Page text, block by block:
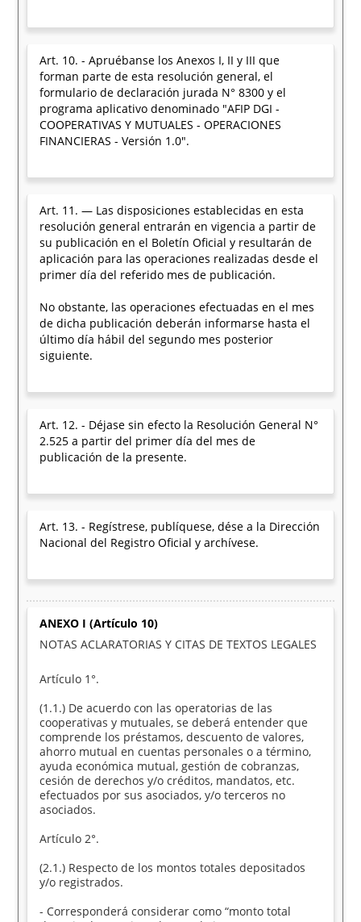
Art. 10. - Apruébanse los Anexos I, II y III que
forman parte de esta resolución general, el
formulario de declaración jurada N° 8300 y el
programa aplicativo denominado "AFIP DGI -
COOPERATIVAS Y MUTUALES - OPERACIONES
FINANCIERAS - Versión 1.0".
Art. 11. — Las disposiciones establecidas en esta
resolución general entrarán en vigencia a partir de
su publicación en el Boletín Oficial y resultarán de
aplicación para las operaciones realizadas desde el
primer día del referido mes de publicación.
No obstante, las operaciones efectuadas en el mes
de dicha publicación deberán informarse hasta el
último día hábil del segundo mes posterior
siguiente.
Art. 12. - Déjase sin efecto la Resolución General N°
2.525 a partir del primer día del mes de
publicación de la presente.
Art. 13. - Regístrese, publíquese, dése a la Dirección
Nacional del Registro Oficial y archívese.
ANEXO I (Artículo 10)
NOTAS ACLARATORIAS Y CITAS DE TEXTOS LEGALES
Artículo 1°.
(1.1.) De acuerdo con las operatorias de las
cooperativas y mutuales, se deberá entender que
comprende los préstamos, descuento de valores,
ahorro mutual en cuentas personales o a término,
ayuda económica mutual, gestión de cobranzas,
cesión de derechos y/o créditos, mandatos, etc.
efectuados por sus asociados, y/o terceros no
asociados.
Artículo 2°.
(2.1.) Respecto de los montos totales depositados
y/o registrados.
- Corresponderá considerar como “monto total